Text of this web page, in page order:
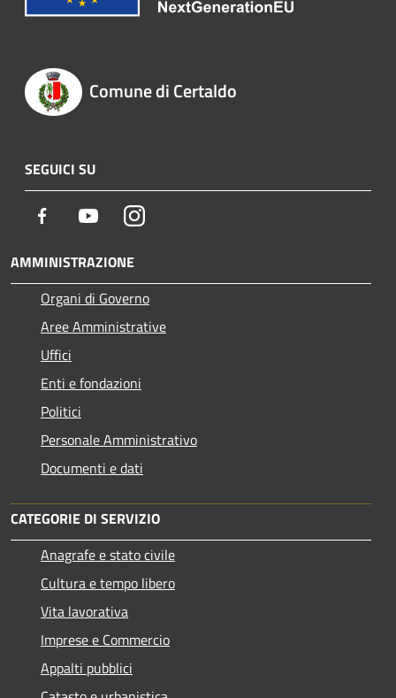
Comune di Certaldo
SEGUICI SU
Facebook YoutubeInstagram
AMMINISTRAZIONE
Organi di Governo
Aree Amministrative
Uffici
Enti e fondazioni
Politici
Personale Amministrativo
Documenti e dati
CATEGORIE DI SERVIZIO
Anagrafe e stato civile
Cultura e tempo libero
Vita lavorativa
Imprese e Commercio
Appalti pubblici